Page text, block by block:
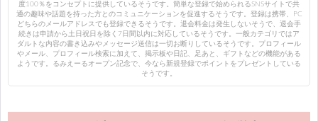
度100％をコンセプトに提供しているそうです。簡単な登録で始められるSNSサイトで共
通の趣味や話題を持った方とのコミュニケーションを促進するそうです。登録は携帯、PC
どちらのメールアドレスでも登録できるそうです。退会料金は発生しないそうで、退会手
続きは申請から土日祝日を除く7日間以内に対応しているそうです。一般カテゴリではア
ダルトな内容の書き込みやメッセージ送信は一切お断りしているそうです。プロフィール
やメール、プロフィール検索に加えて、掲示板や日記、足あと、ギフトなどの機能がある
ようです。るみえーるオープン記念で、今なら新規登録でポイントをプレゼントしている
そうです。